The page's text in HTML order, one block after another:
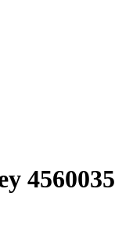
4560035